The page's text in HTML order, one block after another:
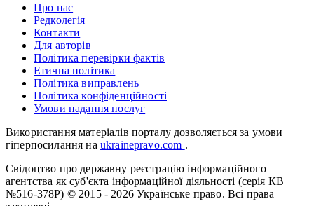
Про нас
Редколегія
Контакти
Для авторів
Політика перевірки фактів
Етична політика
Політика виправлень
Політика конфіденційності
Умови надання послуг
Використання матеріалів порталу дозволяється за умови
гіперпосилання на ukrainepravo.com .
Свідоцтво про державну реєстрацію інформаційного
агентства як суб'єкта інформаційної діяльності (серія КВ
№516-378Р) © 2015 - 2026 Українське право. Всі права